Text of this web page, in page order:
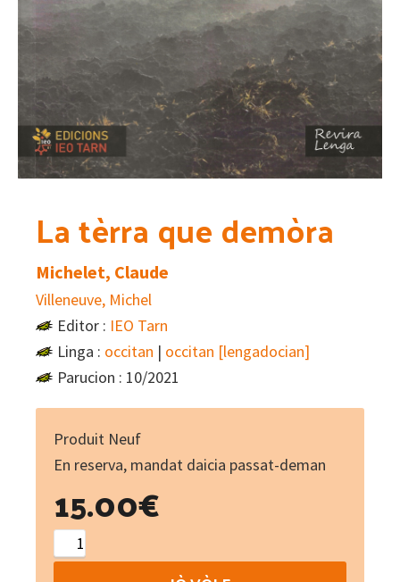
La tèrra que demòra
Michelet, Claude
Villeneuve, Michel
Editor : IEO Tarn
Linga : occitan | occitan [lengadocian]
Parucion : 10/2021
Produit Neuf
En reserva, mandat daicia passat-deman
15.00€
tèrra